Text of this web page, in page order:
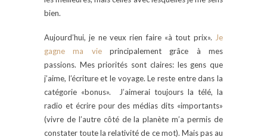
bien.
Aujourd’hui, je ne veux rien faire «à tout prix». Je
gagne ma vieprincipalement grâce à mes
passions. Mes priorités sont claires: les gens que
j’aime, l’écriture et le voyage. Le reste entre dans la
catégorie «bonus». J’aimerai toujours la télé, la
radio et écrire pour des médias dits «importants»
(vivre de l’autre côté de la planète m’a permis de
constater toute la relativité de ce mot). Mais pas au